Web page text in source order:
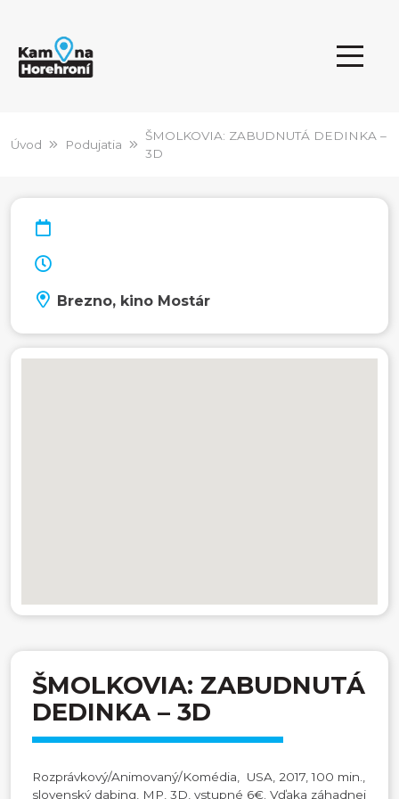
Úvod Podujatia
ŠMOLKOVIA: ZABUDNUTÁ DEDINKA –
3D
Brezno, kino Mostár
ŠMOLKOVIA: ZABUDNUTÁ
DEDINKA – 3D
Rozprávkový/Animovaný/Komédia, USA, 2017, 100 min.,
slovenský dabing, MP, 3D, vstupné 6€. Vďaka záhadnej